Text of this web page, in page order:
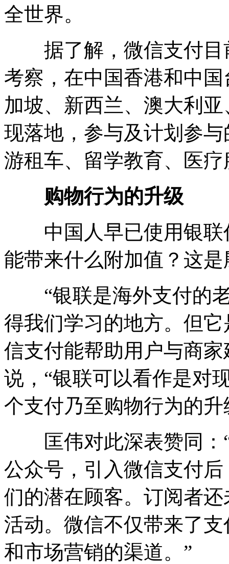
全世界。
据了解，微信支付目
考察，在中国香港和中
加坡、新西兰、澳大利
现落地，参与及计划参
游租车、留学教育、医
购物行为的升级
中国人早已使用银联
能带来什么附加值？这
“银联是海外支付的老
得我们学习的地方。但它
信支付能帮助用户与商
说，“银联可以看作是对
个支付乃至购物行为的升
匡伟对此深表赞同：“
公众号，引入微信支付
们的潜在顾客。订阅者
活动。微信不仅带来了
和市场营销的渠道。”